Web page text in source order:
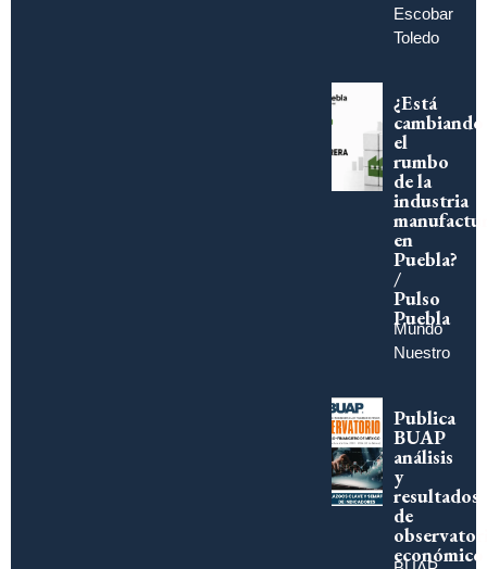
Escobar
Toledo
¿Está
cambiando
el
rumbo
de la
industria
en
Puebla?
/
Pulso
Puebla
Mundo
Nuestro
Publica
BUAP
análisis
y
resultados
de
económico